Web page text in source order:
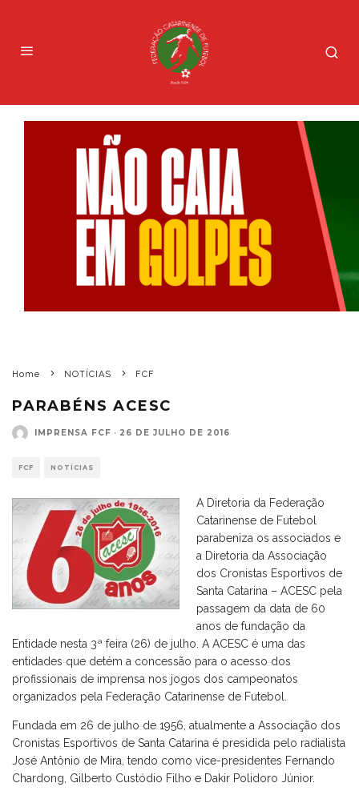
Home NOTÍCIAS FCF
PARABÉNS ACESC
IMPRENSA FCF · 26 DE JULHO DE 2016
FCF NOTÍCIAS
A Diretoria da Federação
Catarinense de Futebol
parabeniza os associados e
a Diretoria da Associação
dos Cronistas Esportivos de
Santa Catarina – ACESC pela
passagem da data de 60
anos de fundação da
Entidade nesta 3ª feira (26) de julho. A ACESC é uma das
entidades que detém a concessão para o acesso dos
profissionais de imprensa nos jogos dos campeonatos
organizados pela Federação Catarinense de Futebol.
Fundada em 26 de julho de 1956, atualmente a Associação dos
Cronistas Esportivos de Santa Catarina é presidida pelo radialista
José Antônio de Mira, tendo como vice-presidentes Fernando
Chardong, Gilberto Custódio Filho e Dakir Polidoro Júnior.